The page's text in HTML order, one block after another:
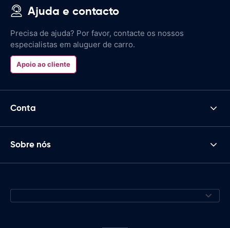
Ajuda e contacto
Precisa de ajuda? Por favor, contacte os nossos
especialistas em aluguer de carro.
Apoio ao cliente
Conta
Sobre nós